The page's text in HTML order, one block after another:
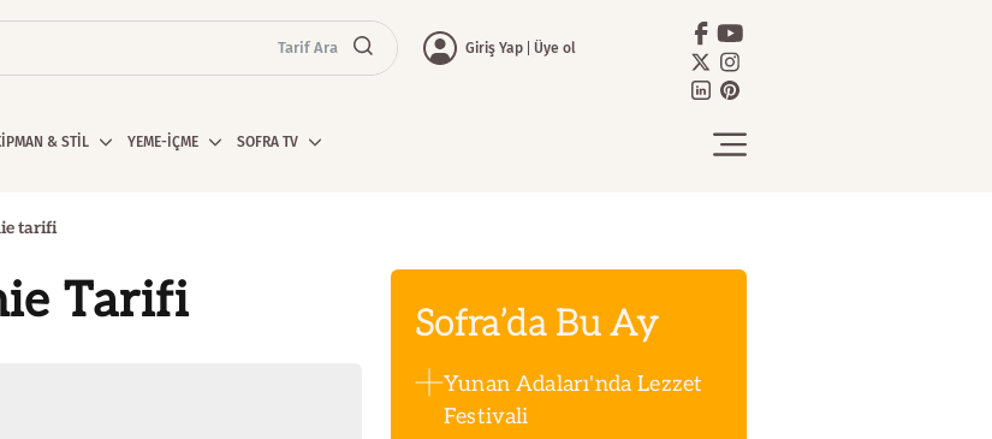
Tarif Ara Giriş Yap Üye ol
& STİL YEME-İÇME SOFRA TV
tarifi
Tarifi Sofra’da Bu Ay
Yunan Adaları'nda Lezzet
Festivali